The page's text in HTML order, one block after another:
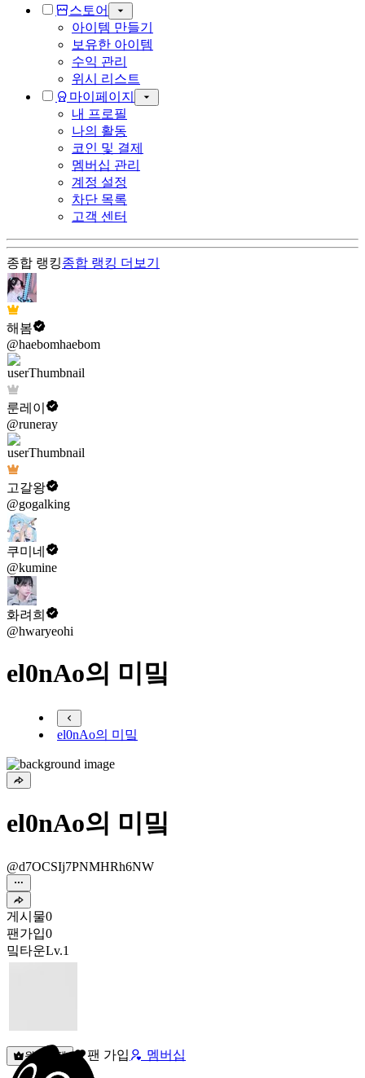
스토어
아이템 만들기
보유한 아이템
수익 관리
위시 리스트
마이페이지
내 프로필
나의 활동
코인 및 결제
멤버십 관리
계정 설정
차단 목록
고객 센터
종합 랭킹종합 랭킹 더보기
해봄
@haebomhaebom
룬레이
@runeray
고갈왕
@gogalking
쿠미네
@kumine
화려희
@hwaryeohi
el0nAo의 미밐
el0nAo의 미밐
el0nAo의 미밐
@d7OCSIj7PNMHRh6NW
게시물0
팬가입0
밐타운Lv.1
원픽선택 팬 가입 멤버십